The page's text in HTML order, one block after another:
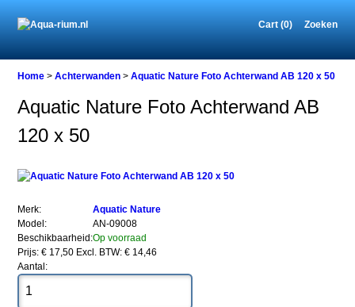
Cart (0) Zoeken
Home
Achterwanden
Aquatic
Foto
120
x
50
Home >Achterwanden >Aquatic Nature Foto Achterwand AB 120 x 50
Aquatic Nature Foto Achterwand AB
120 x 50
Merk:
Aquatic Nature
Model:
AN-09008
Beschikbaarheid:Op voorraad
Prijs: € 17,50 Excl. BTW: € 14,46
Aantal: